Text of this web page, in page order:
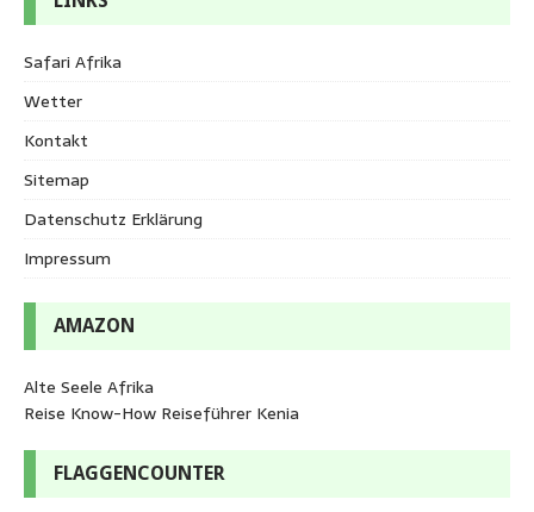
Safari Afrika
Wetter
Kontakt
Sitemap
Datenschutz Erklärung
Impressum
AMAZON
Alte Seele Afrika
Reise Know-How Reiseführer Kenia
FLAGGENCOUNTER